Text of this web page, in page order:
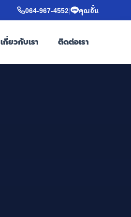
064-967-4552| คุณอั๋น
เกี่ยวกับเรา ติดต่อเรา